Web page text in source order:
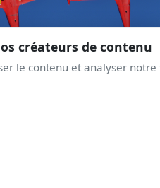
créateurs de contenu
le contenu et analyser notre